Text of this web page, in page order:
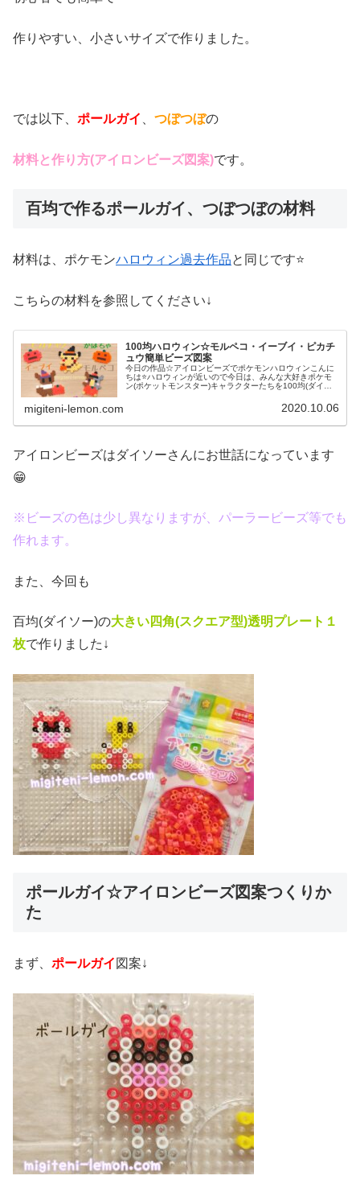
作りやすい、小さいサイズで作りました。
では以下、 ポールガイ つぼつぼの
材料と作り方(アイロンビーズ図案)です。
百均で作るポールガイ、つぼつぼの材料
材料は、ポケモンハロウィン過去作品と同じです⭐
こちらの材料を参照してください↓
100均ハロウィン☆モルペコ・イーブイ・ピカチ
ュウ簡単ビーズ図案
今日の作品☆アイロンビーズでポケモンハロウィンこんに
ちは⭐ハロウィンが近いので今日は、みんな大好きポケモ
ン(ポケットモンスター)キャラクターたちを100均(ダイソ
migiteni-lemon.com 2020.10.06
アイロンビーズはダイソーさんにお世話になっています
😁
※ビーズの色は少し異なりますが、パーラービーズ等でも
作れます。
また、今回も
百均(ダイソー)の大きい四角(スクエア型)透明プレート１
枚で作りました↓
ポールガイ☆アイロンビーズ図案つくりか
た
まず、 ポールガイ 図案↓